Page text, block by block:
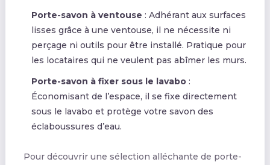
Porte-savon à ventouse : Adhérant aux surfaces
lisses grâce à une ventouse, il ne nécessite ni
perçage ni outils pour être installé. Pratique pour
les locataires qui ne veulent pas abîmer les murs.
Porte-savon à fixer sous le lavabo:
Économisant de l’espace, il se fixe directement
sous le lavabo et protège votre savon des
éclaboussures d’eau.
Pour découvrir une sélection alléchante de porte-